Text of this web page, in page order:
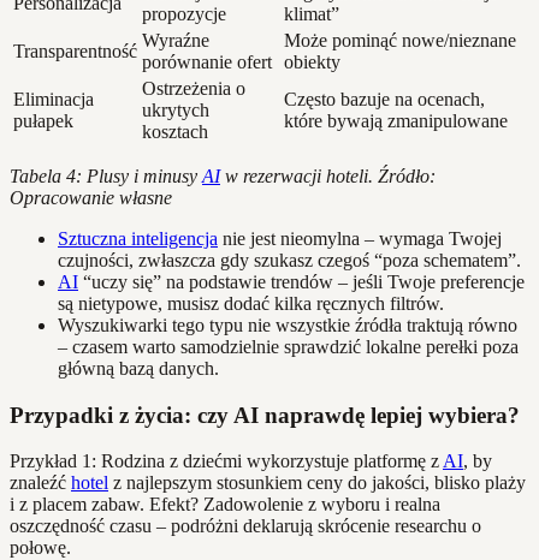
propozycje
klimat”
Transparentność
Wyraźne
porównanie ofert
Może pominąć nowe/nieznane
obiekty
Eliminacja
pułapek
Ostrzeżenia o
ukrytych
kosztach
Często bazuje na ocenach,
które bywają zmanipulowane
Tabela 4: Plusy i minusy AIw rezerwacji hoteli. Źródło:
Opracowanie własne
Sztuczna inteligencja nie jest nieomylna – wymaga Twojej
czujności, zwłaszcza gdy szukasz czegoś “poza schematem”.
AI “uczy się” na podstawie trendów – jeśli Twoje preferencje
są nietypowe, musisz dodać kilka ręcznych filtrów.
Wyszukiwarki tego typu nie wszystkie źródła traktują równo
– czasem warto samodzielnie sprawdzić lokalne perełki poza
główną bazą danych.
Przypadki z życia: czy AI naprawdę lepiej wybiera?
Przykład 1: Rodzina z dziećmi wykorzystuje platformę zAI, by
znaleźć hotel z najlepszym stosunkiem ceny do jakości, blisko plaży
i z placem zabaw. Efekt? Zadowolenie z wyboru i realna
oszczędność czasu – podróżni deklarują skrócenie researchu o
połowę.